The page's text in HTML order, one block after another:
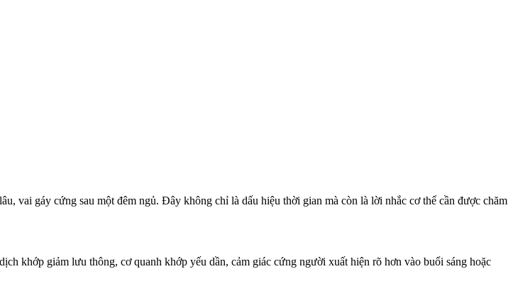
vai gáy cứng sau một đêm ngủ. Đây không chỉ là dấu hiệu thời gian mà còn là lời nhắc c‌ơ th‌ể cần được chăm
khớp giảm lưu thông, cơ quanh khớp yếu dần, cảm giác cứng người xuất hiện rõ hơn vào buổi sáng hoặc